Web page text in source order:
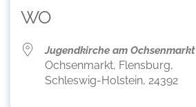
WO
Jugendkirche am Ochsenmarkt
Ochsenmarkt, Flensburg,
Schleswig-Holstein, 24392